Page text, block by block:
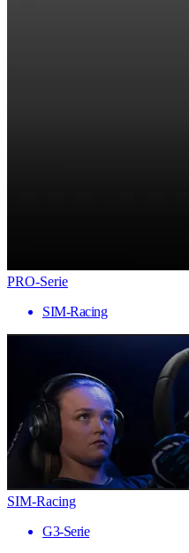
PRO-Serie
SIM-Racing
SIM-Racing
G3-Serie